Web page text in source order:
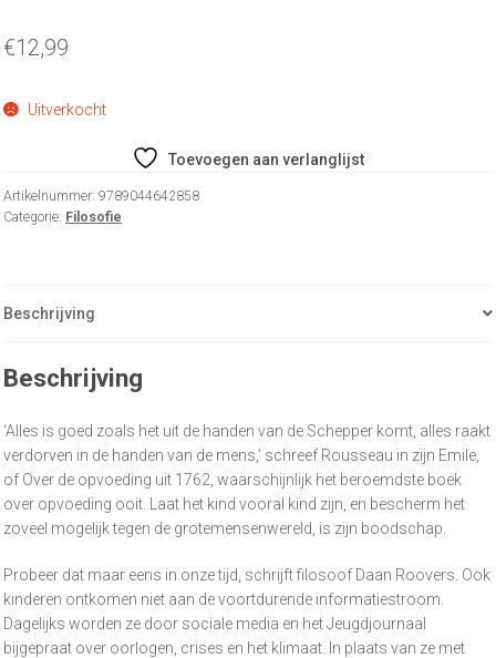
€12,99
Uitverkocht
Toevoegen aan verlanglijst
Artikelnummer: 9789044642858
Categorie: Filosofie
Beschrijving
Beschrijving
‘Alles is goed zoals het uit de handen van de Schepper komt, alles raakt
verdorven in de handen van de mens,’ schreef Rousseau in zijn Emile,
of Over de opvoeding uit 1762, waarschijnlijk het beroemdste boek
over opvoeding ooit. Laat het kind vooral kind zijn, en bescherm het
zoveel mogelijk tegen de grotemensenwereld, is zijn boodschap.
Probeer dat maar eens in onze tijd, schrijft filosoof Daan Roovers. Ook
kinderen ontkomen niet aan de voortdurende informatiestroom.
Dagelijks worden ze door sociale media en het Jeugdjournaal
bijgepraat over oorlogen, crises en het klimaat. In plaats van ze met